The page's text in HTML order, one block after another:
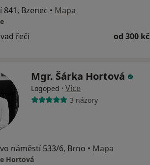
841, Bzenec • Mapa
řeči od 300 kč
Mgr. Šárka Hortová
Logoped · Více
3 názory
náměstí 533/6, Brno • Mapa
Hortová